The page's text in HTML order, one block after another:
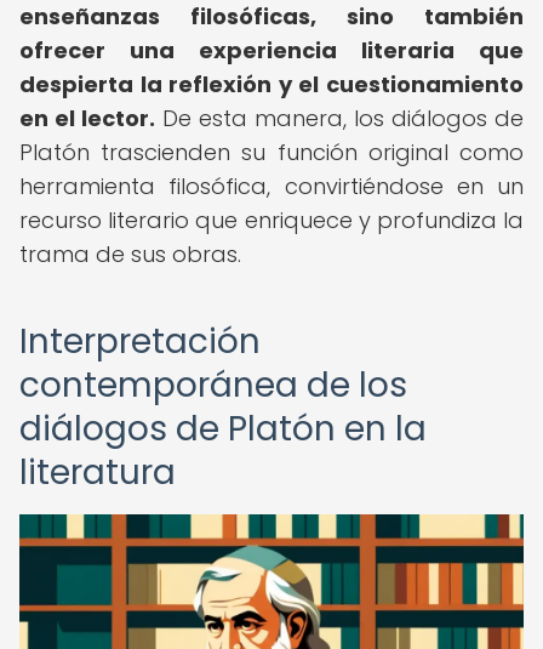
enseñanzas filosóficas, sino también
ofrecer una experiencia literaria que
despierta la reflexión y el cuestionamiento
en el lector. De esta manera, los diálogos de
Platón trascienden su función original como
herramienta filosófica, convirtiéndose en un
recurso literario que enriquece y profundiza la
trama de sus obras.
Interpretación
contemporánea de los
diálogos de Platón en la
literatura